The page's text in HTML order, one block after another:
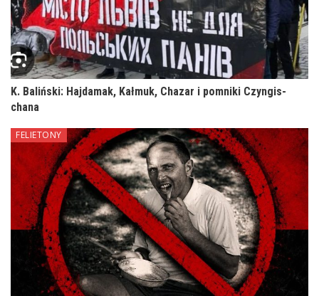
K. Baliński: Hajdamak, Kałmuk, Chazar i pomniki Czyngis-
chana
FELIETONY